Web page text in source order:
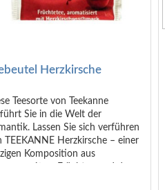
Herzkirsche
Teesorte von Teekanne
Sie in die Welt der
Lassen Sie sich verführen
TEEKANNE Herzkirsche – einer
Komposition aus